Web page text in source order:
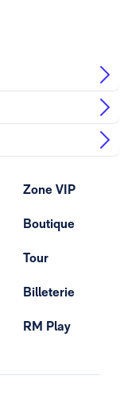
Zone VIP
Boutique
Tour
Billeterie
RM Play